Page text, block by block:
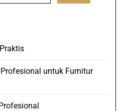
untuk Furnitur